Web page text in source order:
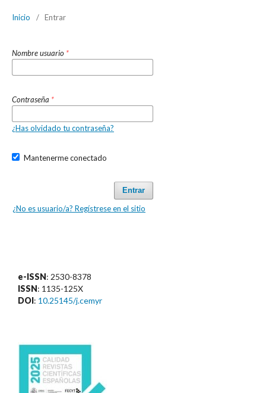
Inicio / Entrar
Nombre usuario *
Contraseña *
¿Has olvidado tu contraseña?
Mantenerme conectado
Entrar
¿No es usuario/a? Regístrese en el sitio
e-ISSN: 2530-8378
ISSN: 1135-125X
DOI: 10.25145/j.cemyr